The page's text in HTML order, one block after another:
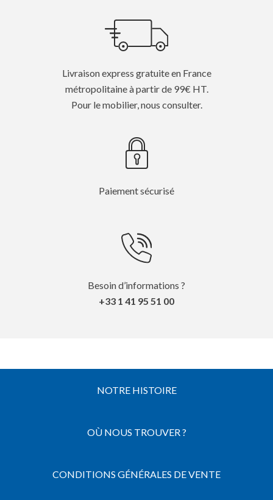
Livraison express gratuite en France
métropolitaine à partir de 99€ HT.
Pour le mobilier, nous consulter.
Paiement sécurisé
Besoin d’informations ?
+33 1 41 95 51 00
NOTRE HISTOIRE
OÙ NOUS TROUVER ?
CONDITIONS GÉNÉRALES DE VENTE